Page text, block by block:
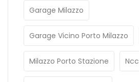
Garage Milazzo
Garage Vicino Porto Milazzo
Milazzo Porto Stazione Ncc